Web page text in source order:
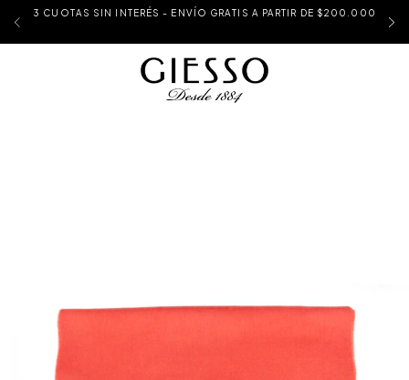
3 CUOTAS SIN INTERÉS - ENVÍO GRATIS A PARTIR DE $200.000